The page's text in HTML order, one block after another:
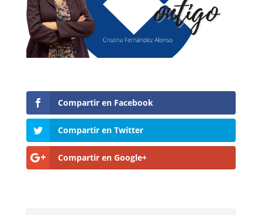
Compartir en Facebook
Compartir en Twitter
Compartir en Google+